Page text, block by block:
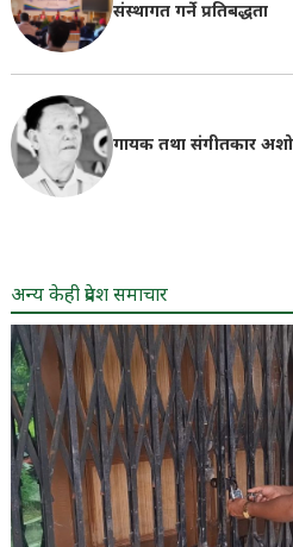
संस्थागत गर्ने प्रतिबद्धता
गायक तथा संगीतकार
अन्य केही प्रदेश समाचार